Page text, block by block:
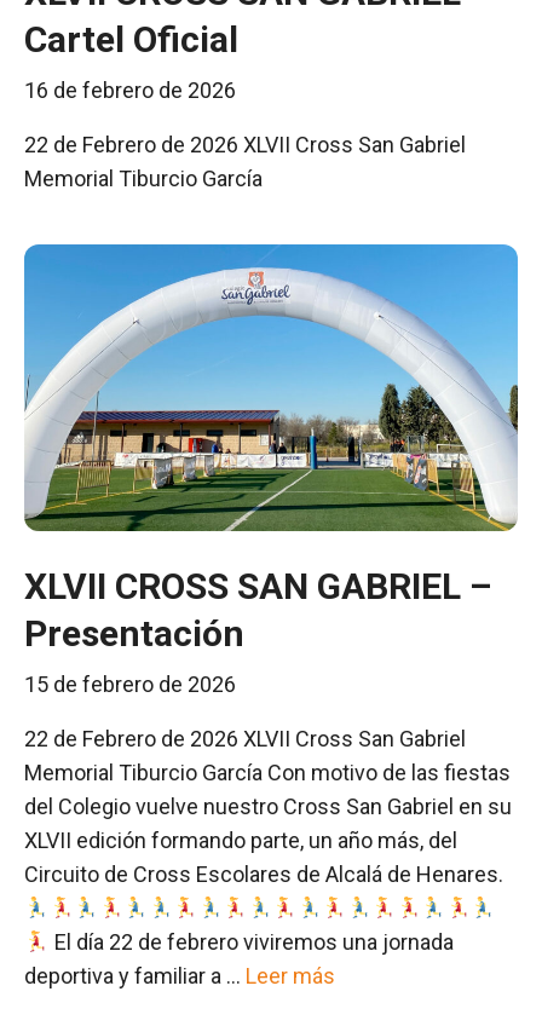
Cartel Oficial
16 de febrero de 2026
22 de Febrero de 2026 XLVII Cross San Gabriel
Memorial Tiburcio García
XLVII CROSS SAN GABRIEL –
Presentación
15 de febrero de 2026
22 de Febrero de 2026 XLVII Cross San Gabriel
Memorial Tiburcio García Con motivo de las fiestas
del Colegio vuelve nuestro Cross San Gabriel en su
XLVII edición formando parte, un año más, del
Circuito de Cross Escolares de Alcalá de Henares.
El día 22 de febrero viviremos una jornada
deportiva y familiar a … Leer más